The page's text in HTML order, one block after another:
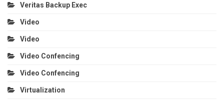
Veritas Backup Exec
Video
Video
Video Confencing
Video Confencing
Virtualization